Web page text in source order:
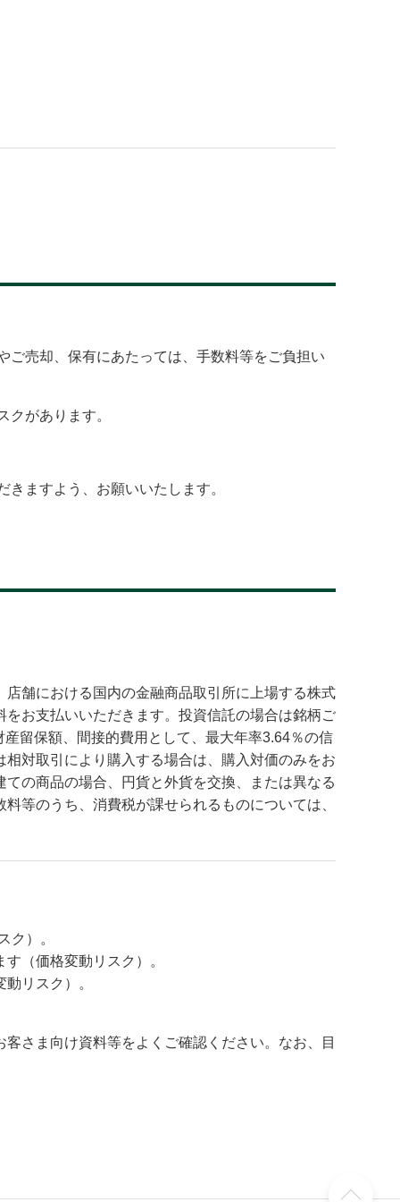
ご売却、保有にあたっては、手数料等をご負担い
があります。
ますよう、お願いいたします。
舗における国内の金融商品取引所に上場する株式
お支払いいただきます。投資信託の場合は銘柄ご
留保額、間接的費用として、最大年率3.64％の信
対取引により購入する場合は、購入対価のみをお
の商品の場合、円貨と外貨を交換、または異なる
等のうち、消費税が課せられるものについては、
ク）。
（価格変動リスク）。
リスク）。
さま向け資料等をよくご確認ください。なお、目